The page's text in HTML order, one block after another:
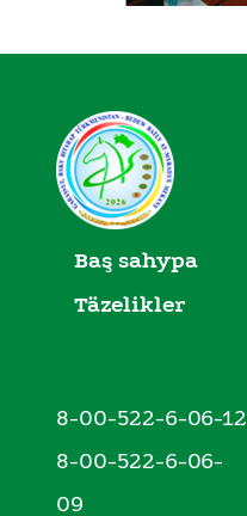
Baş sahypa
Täzelikler
8-00-522-6-06-12
8-00-522-6-06-
09